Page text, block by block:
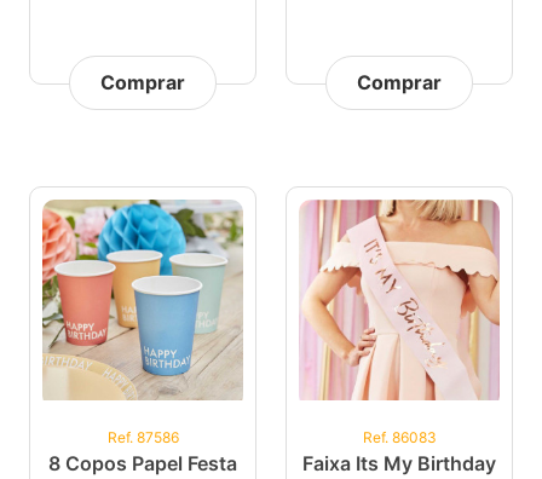
Comprar Comprar
Ref. 87586
8 Copos Papel Festa
Ref. 86083
Faixa Its My Birthday